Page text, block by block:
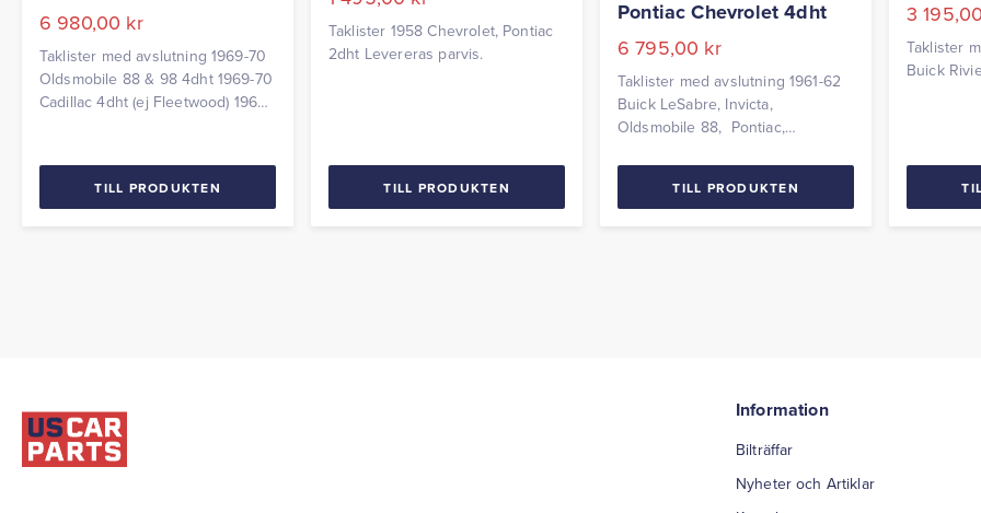
6 980,00 kr
Taklister med avslutning 1969-70
Oldsmobile 88 & 98 4dht 1969-70
Cadillac 4dht (ej Fleetwood) 1969-
TILL PRODUKTEN
Taklister 1958 Chevrolet, Pontiac
2dht Levereras parvis.
TILL PRODUKTEN
Pontiac Chevrolet 4dht
6 795,00 kr
Taklister med avslutning 1961-62
Buick LeSabre, Invicta,
Oldsmobile 88, Pontiac,
TILL PRODUKTEN
3
Taklister
Buick
Information
Bilträffar
Nyheter och Artiklar